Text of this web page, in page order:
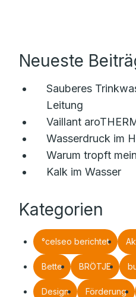
Neueste
Sauberes
Leitung
Vaillant
Wasserdruck im
Warum tropft
Kalk im Wasser
Kategorien
°celseo berichtet
Bette BRÖTJE
Design Förderung